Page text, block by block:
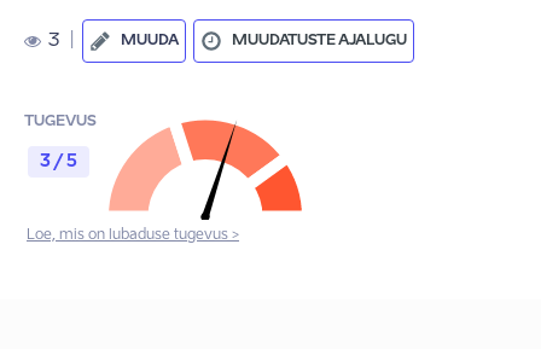
3 MUUDA MUUDATUSTE AJALUGU
TUGEVUS
3 / 5
Loe, mis on lubaduse tugevus >